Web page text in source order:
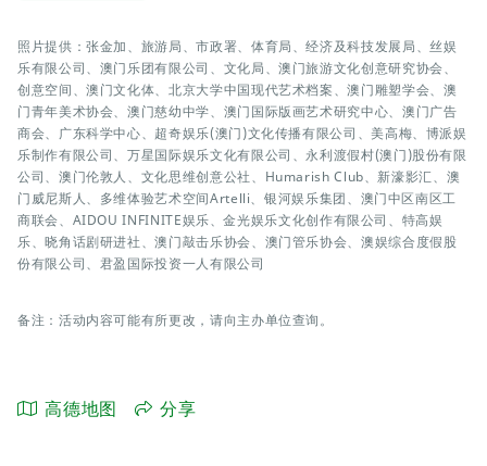
照片提供：张金加、旅游局、市政署、体育局、经济及科技发展局、丝娱
乐有限公司、澳门乐团有限公司、文化局、澳门旅游文化创意研究协会、
创意空间、澳门文化体、北京大学中国现代艺术档案、澳门雕塑学会、澳
门青年美术协会、澳门慈幼中学、澳门国际版画艺术研究中心、澳门广告
商会、广东科学中心、超奇娱乐(澳门)文化传播有限公司、美高梅、博派娱
乐制作有限公司、万星国际娱乐文化有限公司、永利渡假村(澳门)股份有限
公司、澳门伦敦人、文化思维创意公社、Humarish Club、新濠影汇、澳
门威尼斯人、多维体验艺术空间Artelli、银河娱乐集团、澳门中区南区工
商联会、AIDOU INFINITE娱乐、金光娱乐文化创作有限公司、特高娱
乐、晓角话剧研进社、澳门敲击乐协会、澳门管乐协会、澳娱综合度假股
份有限公司、君盈国际投资一人有限公司
备注：活动内容可能有所更改，请向主办单位查询。
高德地图 分享